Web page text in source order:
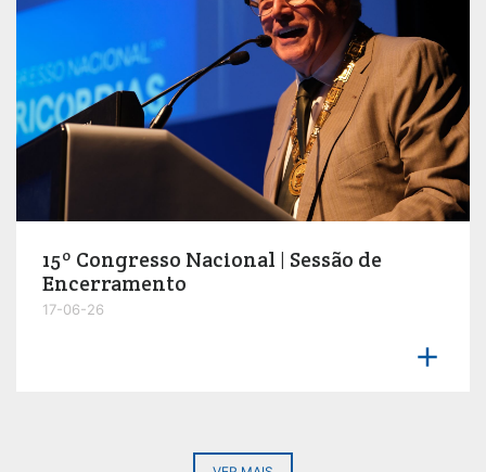
15º Congresso Nacional | Sessão de
Encerramento
17-06-26
